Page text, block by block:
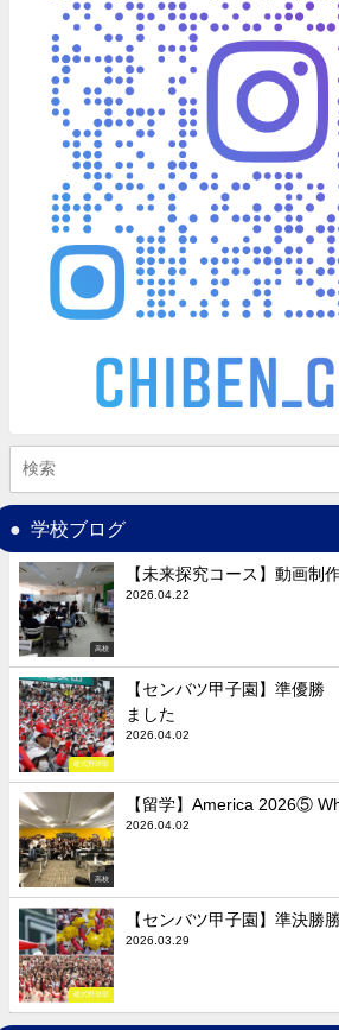
学校ブログ
高校
【未来探究コース】動画制
2026.04.22
硬式野球部
【センバツ甲子園】準優
ました
2026.04.02
高校
【留学】America 2026⑤
2026.04.02
硬式野球部
【センバツ甲子園】準決
2026.03.29